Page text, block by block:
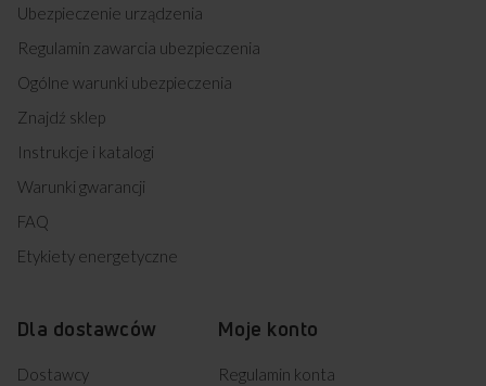
SZEROKOŚĆ
GŁĘBOKOŚĆ
C
26,2 cm
Ubezpieczenie urządzenia
Regulamin zawarcia ubezpieczenia
Ogólne warunki ubezpieczenia
Znajdź sklep
Instrukcje i katalogi
Warunki gwarancji
FAQ
Etykiety energetyczne
Dla dostawców
Dostawcy
Moje konto
Regulamin konta